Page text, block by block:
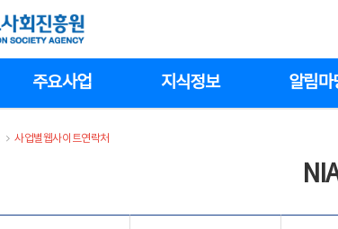
주요사업 지식정보 알림마
>
사업별웹사이트연락처